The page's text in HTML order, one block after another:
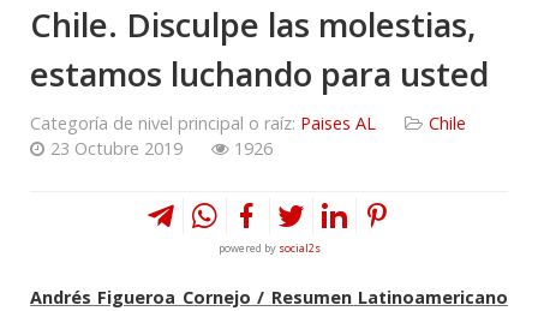
Chile. Disculpe las molestias,
estamos luchando para usted
Categoría de nivel principal o raíz: Paises AL
Chile
23 Octubre 2019
1926
powered by social2s
Andrés Figueroa Cornejo / Resumen Latinoamericano